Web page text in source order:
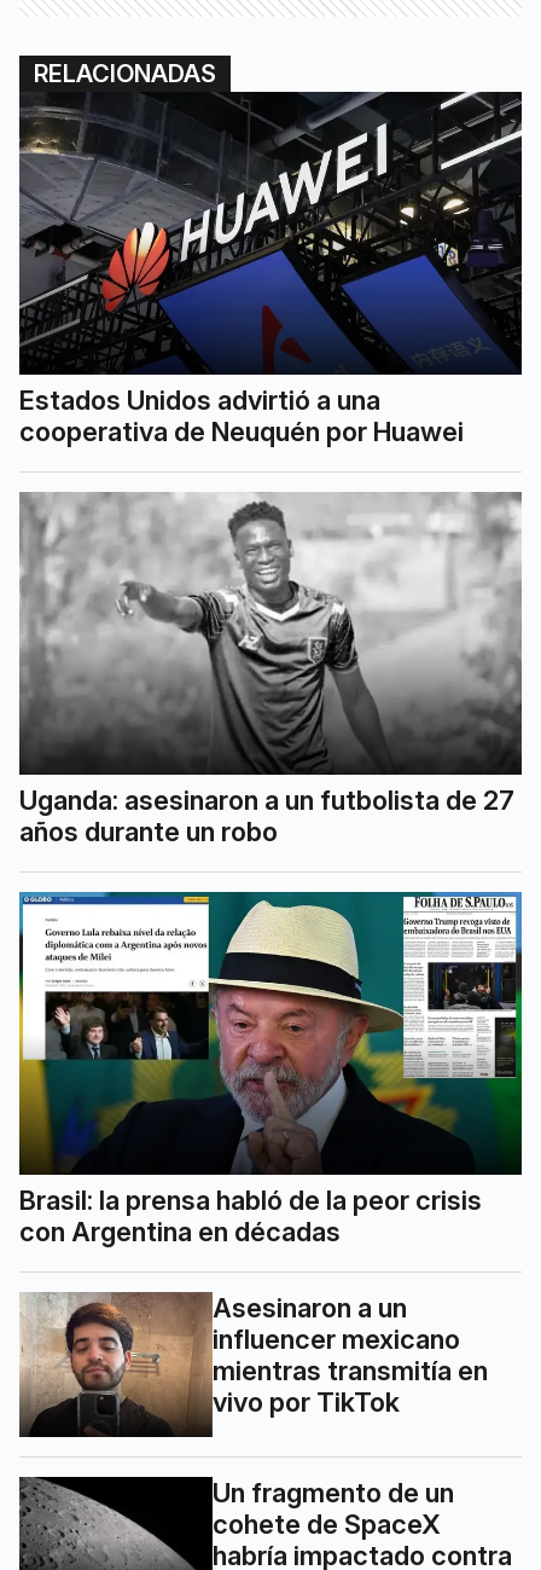
RELACIONADAS
Estados Unidos advirtió a una
cooperativa de Neuquén por Huawei
Uganda: asesinaron a un futbolista de 27
años durante un robo
Brasil: la prensa habló de la peor crisis
con Argentina en décadas
Asesinaron a un
influencer mexicano
mientras transmitía en
vivo por TikTok
Un fragmento de un
cohete de SpaceX
habría impactado contra